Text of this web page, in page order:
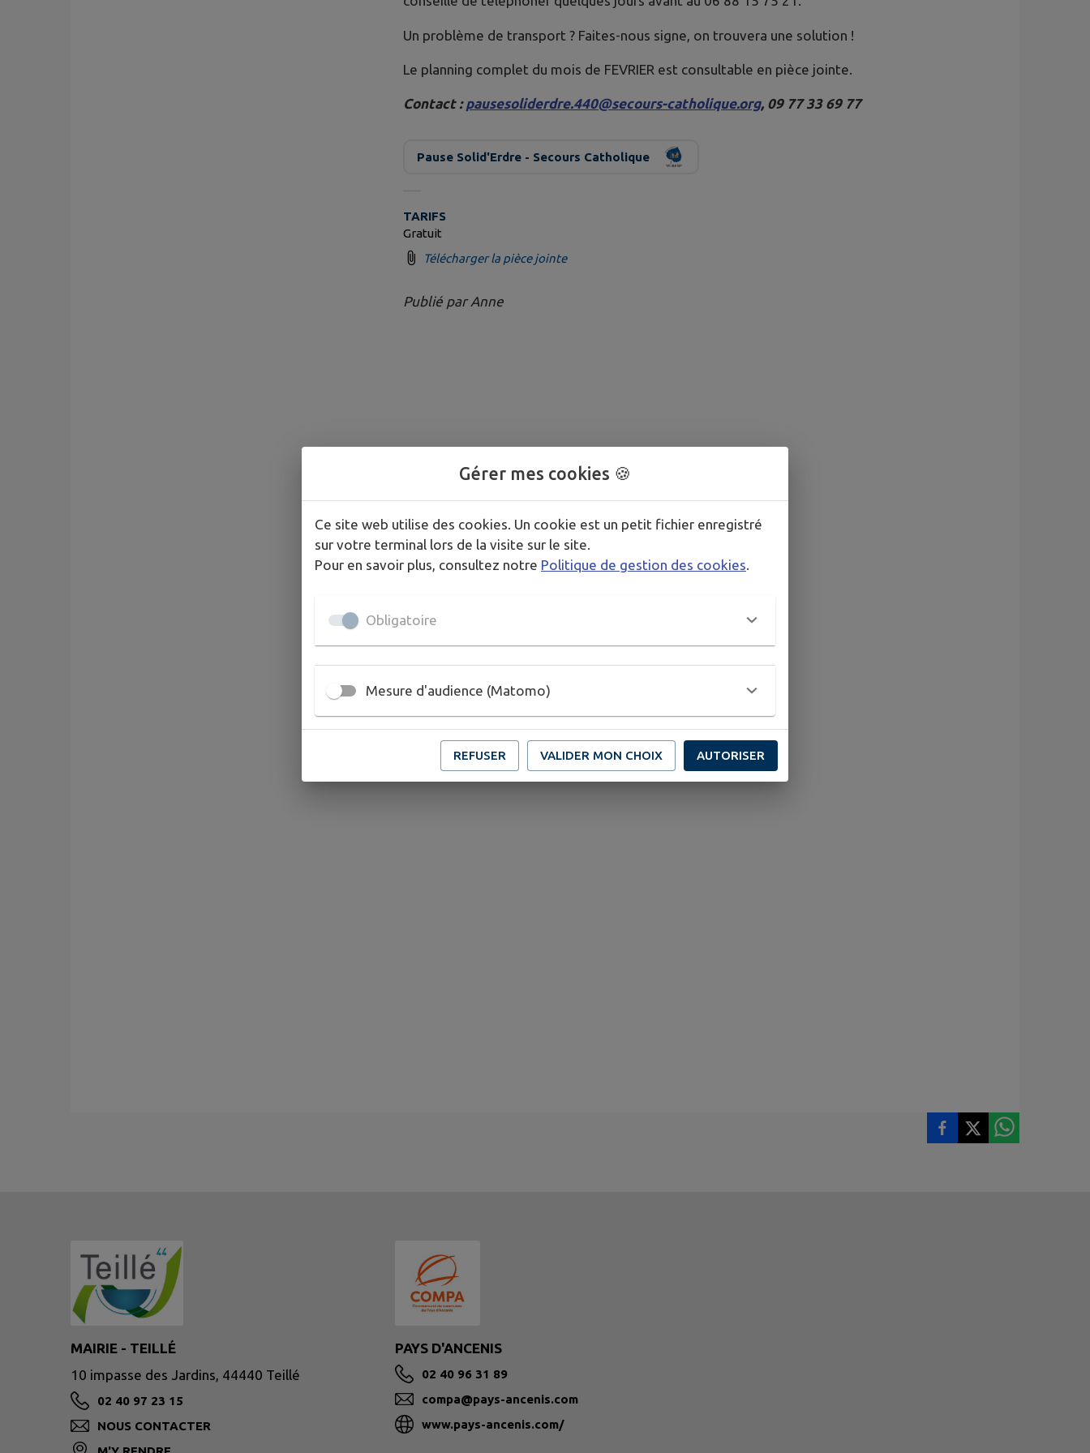
Un problème de transport ? Faites-nous signe, on trouvera une solution !
Le planning complet du mois de FEVRIER est consultable en pièce jointe.
Contact :pausesoliderdre.440@secours-catholique.org, 09 77 33 69 77
Pause Solid'Erdre - Secours Catholique
TARIFS
Gratuit
Télécharger la pièce jointe
Publié par Anne
MAIRIE - TEILLÉ
10 impasse des Jardins, 44440 Teillé
02 40 97 23 15
NOUS CONTACTER
PAYS D'ANCENIS
02 40 96 31 89
compa@pays-ancenis.com
www.pays-ancenis.com/
Gérer mes cookies 🍪
Ce site web utilise des cookies. Un cookie est un petit fichier enregistré
sur votre terminal lors de la visite sur le site.
Pour en savoir plus, consultez notre Politique de gestion des cookies
Obligatoire
Mesure d'audience (Matomo)
REFUSER VALIDER MON CHOIX AUTORISER